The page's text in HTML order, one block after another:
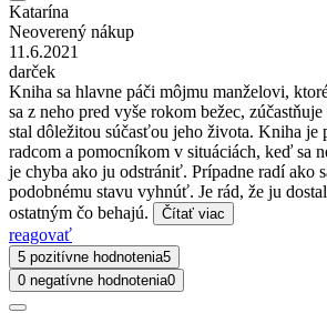
Katarína
Neoverený nákup
11.6.2021
darček
Kniha sa hlavne páči môjmu manželovi,
sa z neho pred vyše rokom bežec, zúčastňuje
stal dôležitou súčasťou jeho života. Kniha je
radcom a pomocníkom v situáciách, keď sa
je chyba ako ju odstrániť. Prípadne radí ako
podobnému stavu vyhnúť. Je rád, že ju
ostatným čo behajú.
Čítať viac
reagovať
5 pozitívne hodnotenia5
0 negatívne hodnotenia0